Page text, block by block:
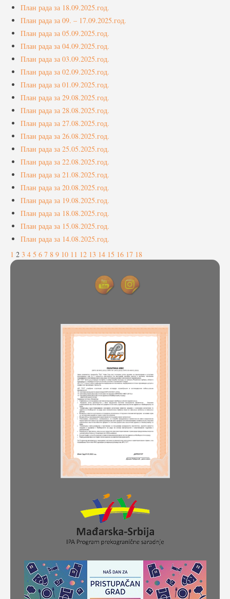
План рада за 18.09.2025.год.
План рада за 09. – 17.09.2025.год.
План рада за 05.09.2025.год.
План рада за 04.09.2025.год.
План рада за 03.09.2025.год.
План рада за 02.09.2025.год.
План рада за 01.09.2025.год.
План рада за 29.08.2025.год.
План рада за 28.08.2025.год.
План рада за 27.08.2025.год.
План рада за 26.08.2025.год.
План рада за 25.05.2025.год.
План рада за 22.08.2025.год.
План рада за 21.08.2025.год.
План рада за 20.08.2025.год.
План рада за 19.08.2025.год.
План рада за 18.08.2025.год.
План рада за 15.08.2025.год.
План рада за 14.08.2025.год.
1 2 3 4 5 6 7 8 9 10 11 12 13 14 15 16 17 18